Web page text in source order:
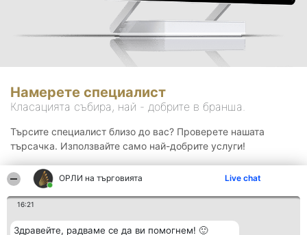
ОРЛИ на търговията Live chat
16:21
Здравейте, радваме се да ви помогнем! 🙂
Намерете специалист
Класацията събира, най - добрите в бранша.
Търсите специалист близо до вас? Проверете нашата
търсачка. Използвайте само най-добрите услуги!